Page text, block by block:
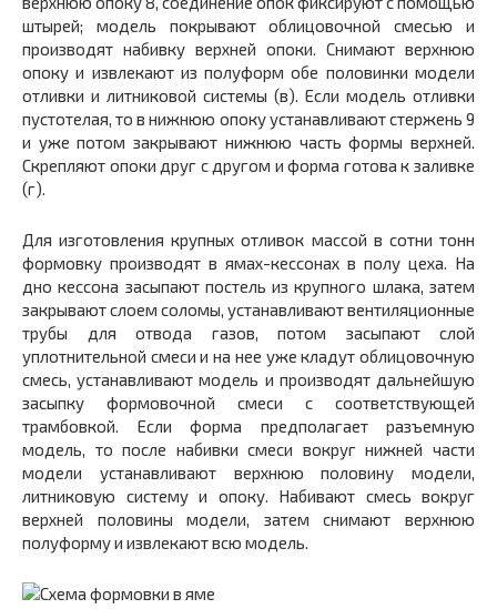
штырей; модель покрывают облицовочной смесью и
производят набивку верхней опоки. Снимают верхнюю
опоку и извлекают из полуформ обе половинки модели
отливки и литниковой системы (в). Если модель отливки
пустотелая, то в нижнюю опоку устанавливают стержень 9
и уже потом закрывают нижнюю часть формы верхней.
Скрепляют опоки друг с другом и форма готова к заливке
(г).
Для изготовления крупных отливок массой в сотни тонн
формовку производят в ямах-кессонах в полу цеха. На
дно кессона засыпают постель из крупного шлака, затем
закрывают слоем соломы, устанавливают вентиляционные
трубы для отвода газов, потом засыпают слой
уплотнительной смеси и на нее уже кладут облицовочную
смесь, устанавливают модель и производят дальнейшую
засыпку формовочной смеси с соответствующей
трамбовкой. Если форма предполагает разъемную
модель, то после набивки смеси вокруг нижней части
модели устанавливают верхнюю половину модели,
литниковую систему и опоку. Набивают смесь вокруг
верхней половины модели, затем снимают верхнюю
полуформу и извлекают всю модель.